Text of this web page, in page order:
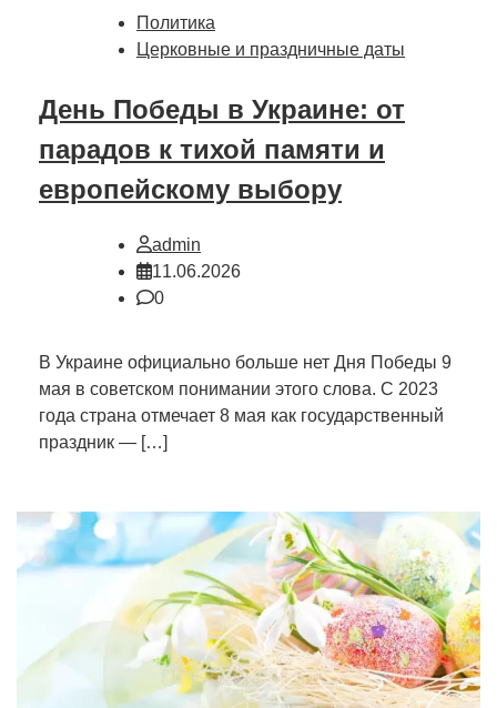
Политика
Церковные и праздничные даты
День Победы в Украине: от
парадов к тихой памяти и
европейскому выбору
admin
11.06.2026
0
В Украине официально больше нет Дня Победы 9
мая в советском понимании этого слова. С 2023
года страна отмечает 8 мая как государственный
праздник — […]